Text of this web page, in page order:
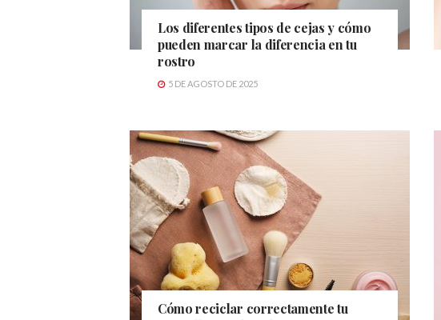
Los diferentes tipos de cejas y cómo
pueden marcar la diferencia en tu
rostro
5 DE AGOSTO DE 2025
Cómo reciclar correctamente tu